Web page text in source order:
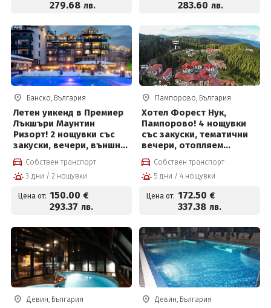
279.68 лв. 283.60 лв.
Банско, България
Летен уикенд в Премиер
Лъкшъри Маунтин
Ризорт! 2 нощувки със
закуски, вечери, външни
отопляеми басейни,
тематични вечери, пул
парти, кино, детска
€
Собствен транспорт
3 дни / 2 нощувки
Цена от: 150.00 €
293.37 лв.
Пампорово, България
Хотел Форест Нук,
Пампорово! 4 нощувки
със закуски, тематични
вечери, отопляем
басейн, 2 сауни, парна
баня, детски кът за
172,50 евро на човек
Собствен транспорт
5 дни / 4 нощувки
Цена от: 172.50 €
337.38 лв.
Девин, България Девин, България